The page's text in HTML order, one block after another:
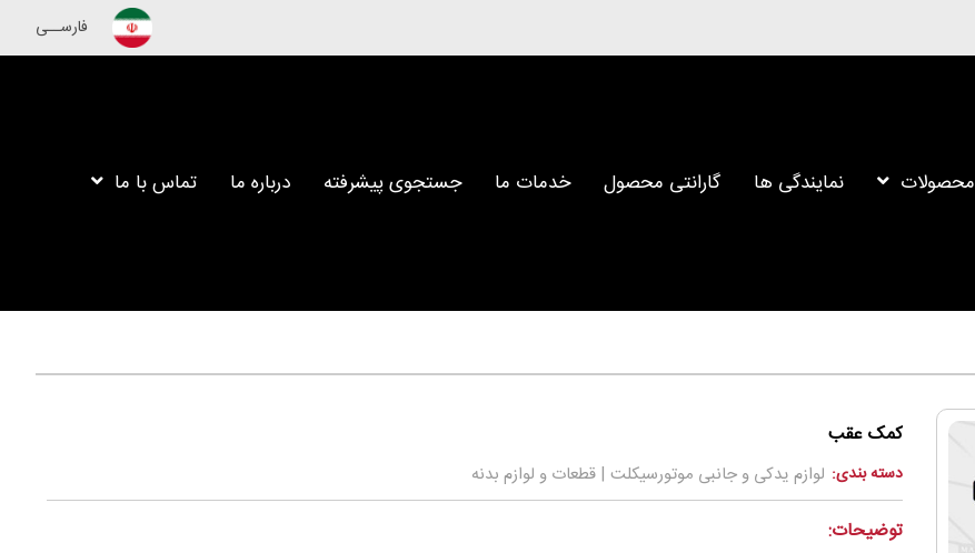
فارســی
محصولات نمایندگی ها گارانتی محصول خدمات ما جستجوی پیشرفته درباره ما تماس با ما
کمک عقب
دسته بندی: لوازم یدکی و جانبی موتورسیکلت | قطعات و لوازم بدنه
توضیحات: